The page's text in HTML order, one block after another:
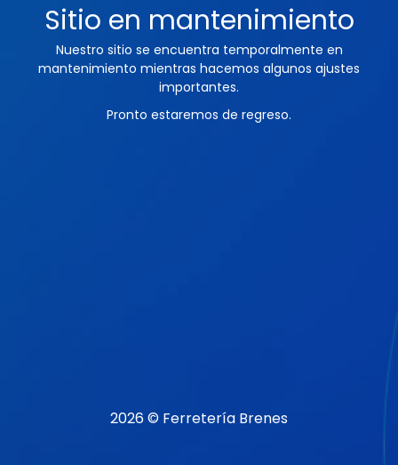
Sitio en mantenimiento
Nuestro sitio se encuentra temporalmente en
mantenimiento mientras hacemos algunos ajustes
importantes.
Pronto estaremos de regreso.
2026 © Ferretería Brenes